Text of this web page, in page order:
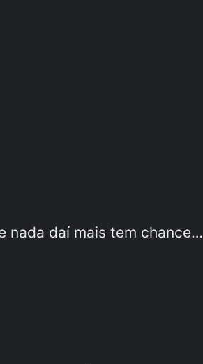
nada daí mais tem chance…